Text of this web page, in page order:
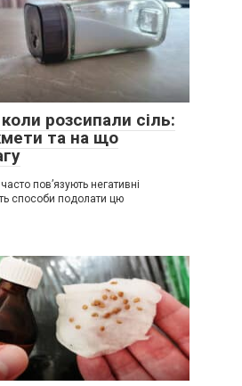
розсипали сіль:
та на що
пов’язують негативні
способи подолати цю